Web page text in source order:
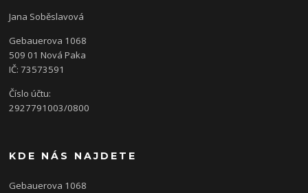
Jana Soběslavová
Gebauerova 1068
509 01 Nová Paka
IČ: 73573591
Číslo účtu:
2927791003/0800
KDE NÁS NAJDETE
Gebauerova 1068